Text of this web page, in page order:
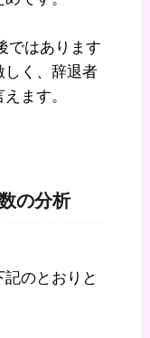
ではあります
しく、辞退者
ます。
の分析
のとおりと